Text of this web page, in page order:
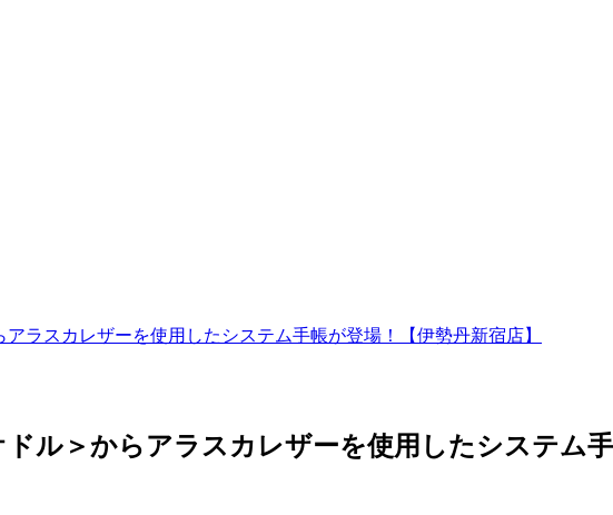
ラスカレザーを使用したシステム手帳が登場！【伊勢丹新宿店】
ル＞からアラスカレザーを使用したシステム